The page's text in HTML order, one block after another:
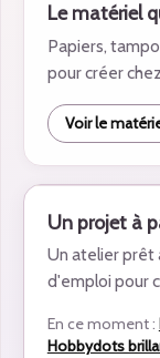
Le matériel
Papiers,
pour créer
Voir le
Un projet à
Un atelier prêt
d'emploi pour
En ce moment :
Hobbydots